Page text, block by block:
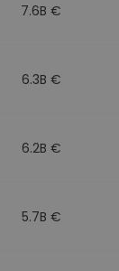
7.6B €
6.3B €
6.2B €
5.7B €